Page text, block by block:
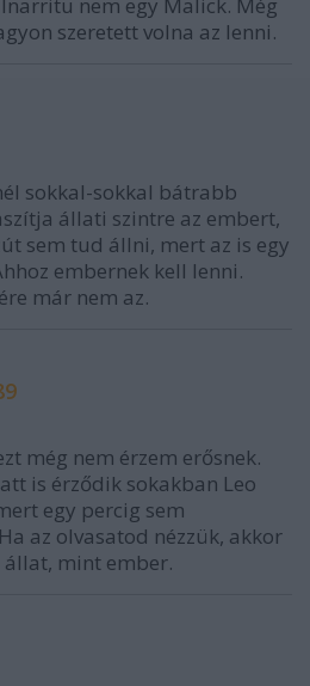
szeretett volna az lenni.
sokkal-sokkal bátrabb
állati szintre az embert,
sem tud állni, mert az is egy
embernek kell lenni.
már nem az.
még nem érzem erősnek.
is érződik sokakban Leo
egy percig sem
az olvasatod nézzük, akkor
mint ember.